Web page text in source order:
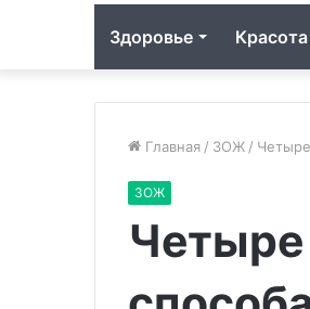
Здоровье Красота
Главная / ЗОЖ /
ЗОЖ
Четыре